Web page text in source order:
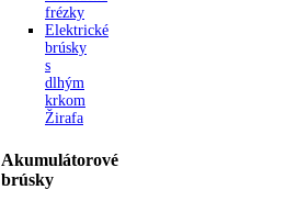
frézky
Elektrické
brúsky
s
dlhým
krkom
Žirafa
Akumulátorové
brúsky